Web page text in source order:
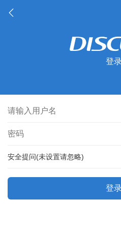
登
安全提问(未设置请忽略)
登